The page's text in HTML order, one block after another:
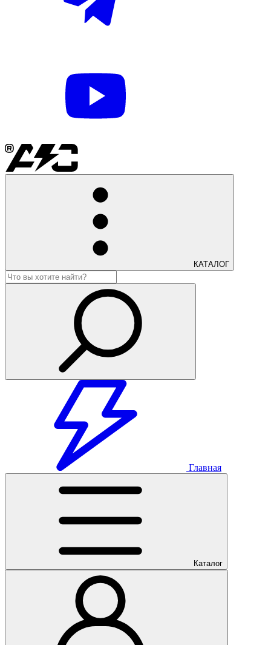
КАТАЛОГ
Главная
Каталог